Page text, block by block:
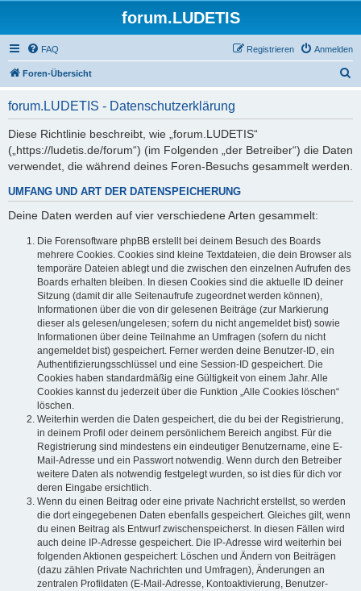
forum.LUDETIS
FAQ Anmelden
Registrieren
Foren-Übersicht
forum.LUDETIS - Datenschutzerklärung
Diese Richtlinie beschreibt, wie „forum.LUDETIS“
(„https://ludetis.de/forum“) (im Folgenden „der Betreiber“) die Daten
verwendet, die während deines Foren-Besuchs gesammelt werden.
UMFANG UND ART DER DATENSPEICHERUNG
Deine Daten werden auf vier verschiedene Arten gesammelt:
Die Forensoftware phpBB erstellt bei deinem Besuch des Boards
mehrere Cookies. Cookies sind kleine Textdateien, die dein Browser als
temporäre Dateien ablegt und die zwischen den einzelnen Aufrufen des
Boards erhalten bleiben. In diesen Cookies sind die aktuelle ID deiner
Sitzung (damit dir alle Seitenaufrufe zugeordnet werden können),
Informationen über die von dir gelesenen Beiträge (zur Markierung
dieser als gelesen/ungelesen; sofern du nicht angemeldet bist) sowie
Informationen über deine Teilnahme an Umfragen (sofern du nicht
angemeldet bist) gespeichert. Ferner werden deine Benutzer-ID, ein
Authentifizierungsschlüssel und eine Session-ID gespeichert. Die
Cookies haben standardmäßig eine Gültigkeit von einem Jahr. Alle
Cookies kannst du jederzeit über die Funktion „Alle Cookies löschen“
löschen.
Weiterhin werden die Daten gespeichert, die du bei der Registrierung,
in deinem Profil oder deinem persönlichem Bereich angibst. Für die
Registrierung sind mindestens ein eindeutiger Benutzername, eine E-
Mail-Adresse und ein Passwort notwendig. Wenn durch den Betreiber
weitere Daten als notwendig festgelegt wurden, so ist dies für dich vor
deren Eingabe ersichtlich.
Wenn du einen Beitrag oder eine private Nachricht erstellst, so werden
die dort eingegebenen Daten ebenfalls gespeichert. Gleiches gilt, wenn
du einen Beitrag als Entwurf zwischenspeicherst. In diesen Fällen wird
auch deine IP-Adresse gespeichert. Die IP-Adresse wird weiterhin bei
folgenden Aktionen gespeichert: Löschen und Ändern von Beiträgen
(dazu zählen Private Nachrichten und Umfragen), Änderungen an
zentralen Profildaten (E-Mail-Adresse, Kontoaktivierung, Benutzer-